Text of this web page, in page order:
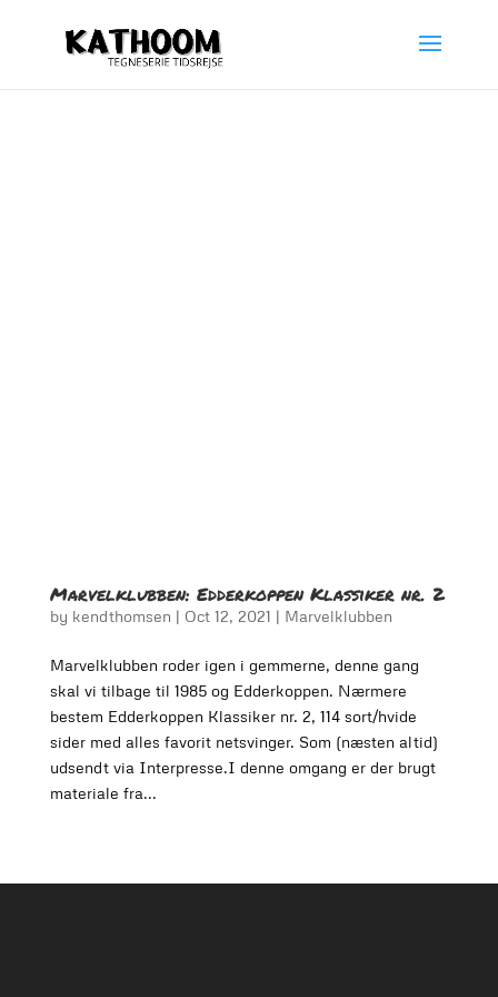
Marvelklubben: Edderkoppen Klassiker nr. 2
by kendthomsen | Oct 12, 2021 | Marvelklubben
Marvelklubben roder igen i gemmerne, denne gang
skal vi tilbage til 1985 og Edderkoppen. Nærmere
bestem Edderkoppen Klassiker nr. 2, 114 sort/hvide
sider med alles favorit netsvinger. Som (næsten altid)
udsendt via Interpresse.I denne omgang er der brugt
materiale fra...